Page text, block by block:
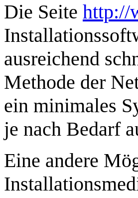
Die Seite http://
ausreichend
Methode der
ein minimales
je nach Bedarf
Eine andere